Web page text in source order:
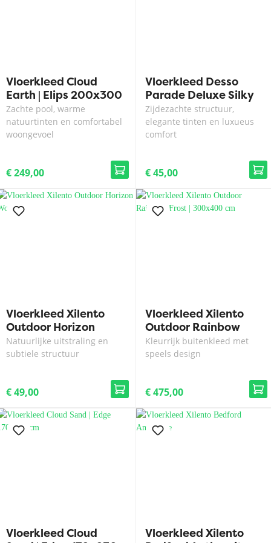
Vloerkleed Cloud
Earth | Elips 200x300
cm
Zachte pool, warme
natuurtinten en comfortabel
woongevoel
€ 249,00
Vloerkleed Desso
Parade Deluxe Silky
2013
Zijdezachte structuur,
elegante tinten en luxueus
comfort
€ 45,00
Vloerkleed Xilento
Outdoor Horizon
Wood
Natuurlijke uitstraling en
subtiele structuur
€ 49,00
Vloerkleed Xilento
Outdoor Rainbow
Frost | 300x400 cm
Kleurrijk buitenkleed met
speels design
€ 475,00
Vloerkleed Cloud
Vloerkleed Xilento